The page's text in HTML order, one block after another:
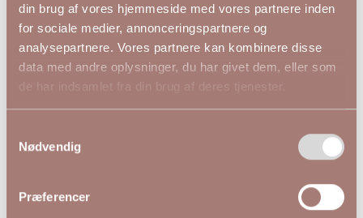
din brug af vores hjemmeside med vores partnere inden
for sociale medier, annonceringspartnere og
analysepartnere. Vores partnere kan kombinere disse
data med andre oplysninger, du har givet dem, eller som
de har indsamlet fra din brug af deres tjenester.
Nødvendig
Præferencer
S (42-44) XL (54-56) L (50-52) XL (54-56)